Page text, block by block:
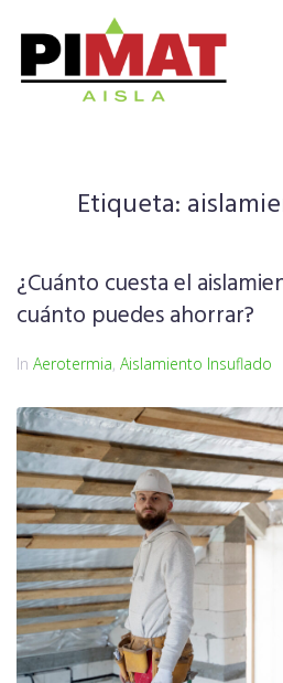
Etiqueta:
¿Cuánto cuesta el
cuánto puedes ahorrar?
In Aerotermia, Aislamiento Insuflado